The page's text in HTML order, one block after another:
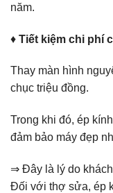
năm.
♦ Tiết kiệm chi phí
Thay màn hình
chục triệu đồng.
Trong khi đó, ép
đảm bảo máy đẹp
⇒ Đây là lý do
Đối với thợ sửa, ép